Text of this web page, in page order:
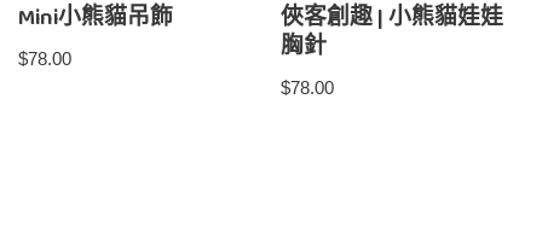
Mini小熊貓吊飾
$78.00
俠客創趣 | 小熊貓娃娃
胸針
$78.00